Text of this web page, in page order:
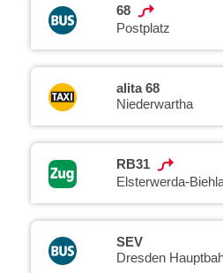
68
Postplatz
alita 68
Niederwartha
RB31
Elsterwerda-
SEV
Dresden